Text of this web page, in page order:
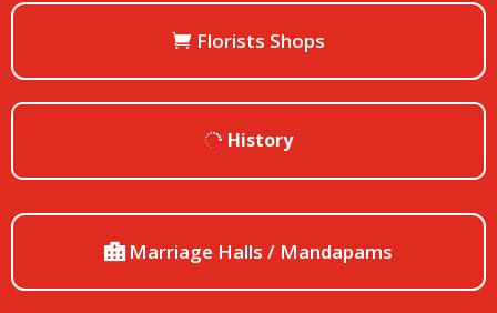
Florists Shops
History
Marriage Halls / Mandapams